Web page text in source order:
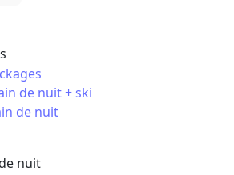
de nuit + ski
de nuit
nuit